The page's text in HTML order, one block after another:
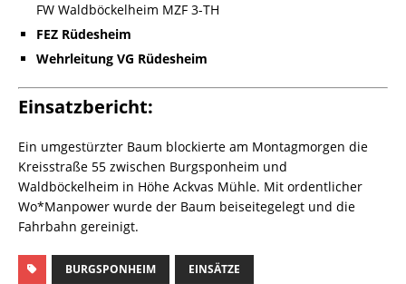
FW Waldböckelheim MZF 3-TH
FEZ Rüdesheim
Wehrleitung VG Rüdesheim
Einsatzbericht:
Ein umgestürzter Baum blockierte am Montagmorgen die
Kreisstraße 55 zwischen Burgsponheim und
Waldböckelheim in Höhe Ackvas Mühle. Mit ordentlicher
Wo*Manpower wurde der Baum beiseitegelegt und die
Fahrbahn gereinigt.
BURGSPONHEIM EINSÄTZE